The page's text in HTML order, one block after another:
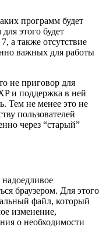
программ будет
этого будет
а также отсутствие
важных для работы
не приговор для
и поддержка в ней
Тем не менее это не
пользователей
через “старый”
браузером. Для этого
файл, который
изменение,
о необходимости